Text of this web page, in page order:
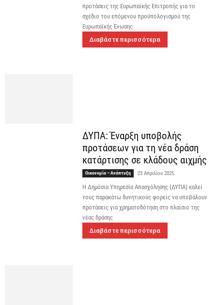
προτάσεις της Ευρωπαϊκής Επιτροπής για το
σχέδιο του επόμενου προϋπολογισμού της
Ευρωπαϊκής Ένωσης
Διαβάστε περισσότερα
ΔΥΠΑ: Έναρξη υποβολής
προτάσεων για τη νέα δράση
κατάρτισης σε κλάδους αιχμής
Οικονομία – Ανάπτυξη 23 Απριλίου 2025
Η Δημόσια Υπηρεσία Απασχόλησης (ΔΥΠΑ) καλεί
τους παρακάτω δυνητικούς φορείς να υποβάλουν
προτάσεις για χρηματοδότηση στο πλαίσιο της
νέας δράσης
Διαβάστε περισσότερα